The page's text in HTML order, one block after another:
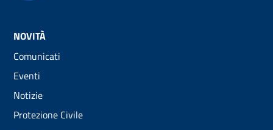
NOVITÀ
Comunicati
Eventi
Notizie
Protezione Civile